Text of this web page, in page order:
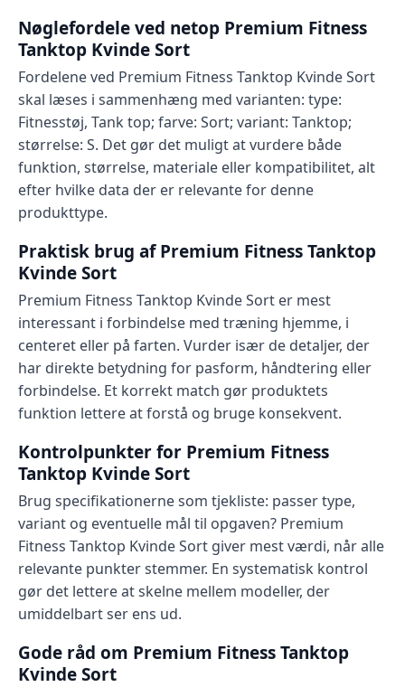
Nøglefordele ved netop Premium Fitness
Tanktop Kvinde Sort
Fordelene ved Premium Fitness Tanktop Kvinde Sort
skal læses i sammenhæng med varianten: type:
Fitnesstøj, Tank top; farve: Sort; variant: Tanktop;
størrelse: S. Det gør det muligt at vurdere både
funktion, størrelse, materiale eller kompatibilitet, alt
efter hvilke data der er relevante for denne
produkttype.
Praktisk brug af Premium Fitness Tanktop
Kvinde Sort
Premium Fitness Tanktop Kvinde Sort er mest
interessant i forbindelse med træning hjemme, i
centeret eller på farten. Vurder især de detaljer, der
har direkte betydning for pasform, håndtering eller
forbindelse. Et korrekt match gør produktets
funktion lettere at forstå og bruge konsekvent.
Kontrolpunkter for Premium Fitness
Tanktop Kvinde Sort
Brug specifikationerne som tjekliste: passer type,
variant og eventuelle mål til opgaven? Premium
Fitness Tanktop Kvinde Sort giver mest værdi, når alle
relevante punkter stemmer. En systematisk kontrol
gør det lettere at skelne mellem modeller, der
umiddelbart ser ens ud.
Gode råd om Premium Fitness Tanktop
Kvinde Sort